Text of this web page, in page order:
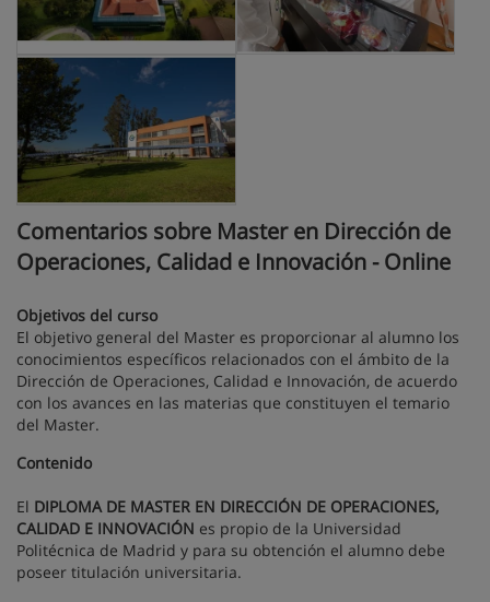
Comentarios sobre Master en Dirección de
Operaciones, Calidad e Innovación - Online
Objetivos del curso
El objetivo general del Master es proporcionar al alumno los
conocimientos específicos relacionados con el ámbito de la
Dirección de Operaciones, Calidad e Innovación, de acuerdo
con los avances en las materias que constituyen el temario
del Master.
Contenido
El DIPLOMA DE MASTER EN DIRECCIÓN DE OPERACIONES,
CALIDAD E INNOVACIÓN es propio de la Universidad
Politécnica de Madrid y para su obtención el alumno debe
poseer titulación universitaria.